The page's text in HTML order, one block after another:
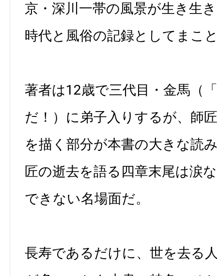
京・深川一帯の風景が生き生
時代と風俗の記録としてまこ
著者は12歳で三代目・金馬（
だ！）に弟子入りするが、師
を描く部分が本書の大きな読
匠の逝去を語る四章末尾は涙
できない名場面だ。
長寿であるだけに、世を去る